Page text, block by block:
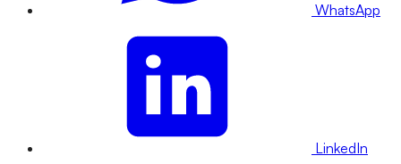
WhatsApp
LinkedIn